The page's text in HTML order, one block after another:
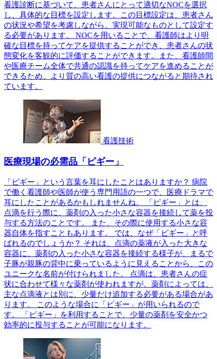
看護診断に基づいて、患者さんにとって適切なNOCを選択
し、具体的な目標を設定します。この目標設定は、患者さん
の状況や希望を考慮しながら、実現可能なものとして設定す
る必要があります。 NOCを用いることで、看護師はより明
確な目標を持ってケアを提供することができ、患者さんの状
態変化を客観的に評価することができます。また、看護師間
や医療チーム全体で共通の認識を持ってケアを進めることが
できるため、より質の高い看護の提供につながると期待され
ています。
看護技術
医療現場の必需品「ピギー」
「ピギー」という言葉を耳にしたことはありますか？ 病院
で働く看護師や医師が使う専門用語の一つで、医療ドラマで
耳にしたことがあるかもしれませんね。 「ピギー」とは、
点滴を行う際に、薬剤の入った小さな容器を接続して薬を投
与する方法のことです。 また、その際に使用する小さな容
器自体を指すこともあります。 では、なぜ「ピギー」と呼
ばれるのでしょうか？ それは、点滴の薬液が入った大きな
容器に、薬剤の入った小さな容器を接続する様子が、まるで
子豚が親豚の背中に乗っているように見えることから、この
ユニークな名前が付けられました。 点滴は、患者さんの症
状に合わせて様々な薬剤が使われますが、薬剤によっては、
主な点滴液とは別に、少量だけ追加する必要がある場合があ
ります。 このような場合に「ピギー」が用いられるので
す。 「ピギー」を利用することで、少量の薬剤を安全かつ
効率的に投与することが可能になります。